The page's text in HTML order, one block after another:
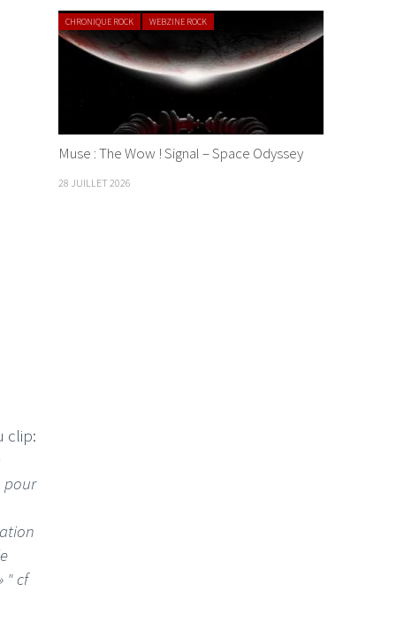
clip:
pour
" cf
CHRONIQUE ROCK WEBZINE ROCK
Muse : The Wow ! Signal – Space Odyssey
28 JUILLET 2026